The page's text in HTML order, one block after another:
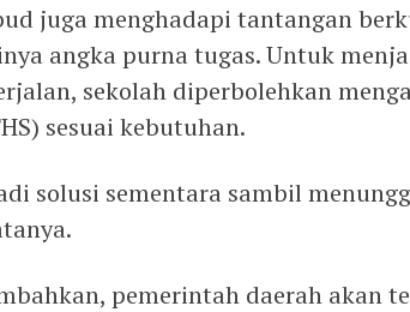
juga menghadapi tantangan
angka purna tugas. Untuk
sekolah diperbolehkan
sesuai kebutuhan.
solusi sementara sambil
pemerintah daerah akan